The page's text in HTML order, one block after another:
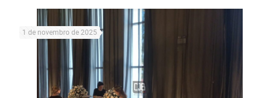
1 de novembro de 2025